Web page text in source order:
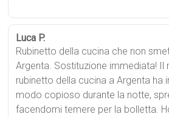
Luca P.
Rubinetto della cucina che non
Argenta. Sostituzione immediata! Il
rubinetto della cucina a Argenta ha
modo copioso durante la notte,
facendomi temere per la bolletta.